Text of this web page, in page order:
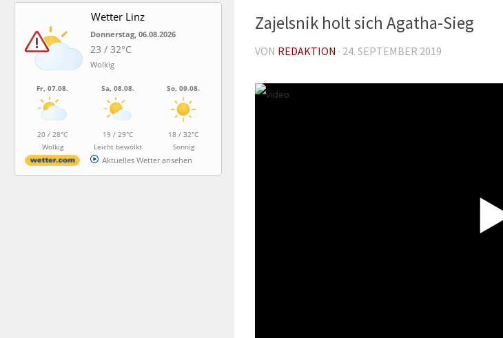
Zajelsnik holt sich Agatha-Sieg
VON REDAKTION · 24. SEPTEMBER 2019
Wetter Linz
Donnerstag, 06.08.2026
23 / 32°C
Wolkig
Fr, 07.08.
20 / 28°C
Wolkig
Sa, 08.08.
19 / 29°C
Leicht bewölkt
So, 09.08.
18 / 32°C
Sonnig
Aktuelles Wetter ansehen